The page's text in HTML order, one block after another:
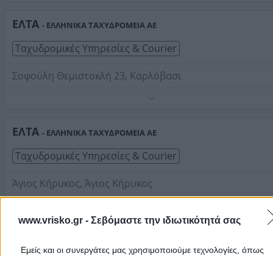
www.vrisko.gr - Σεβόμαστε την ιδιωτικότητά σας
Εμείς και οι συνεργάτες μας χρησιμοποιούμε τεχνολογίες, όπως
ΕΛΤΑ - ΕΛΛΗΝΙΚΑ ΤΑΧΥΔΡΟΜΕΙΑ ΑΕ
Ταχυδρομικές Υπηρεσίες & Courier
Σοφούλη Θεμιστοκλή 23, Καρλόβασι
ΕΛΤΑ - ΕΛΛΗΝΙΚΑ ΤΑΧΥΔΡΟΜΕΙΑ ΑΕ
Ταχυδρομικές Υπηρεσίες & Courier
Άγιος Κήρυκος, Άγιος Κήρυκος
Στοιχεία αναζήτησης:ΕΛΤΑ Courier , Σάμου